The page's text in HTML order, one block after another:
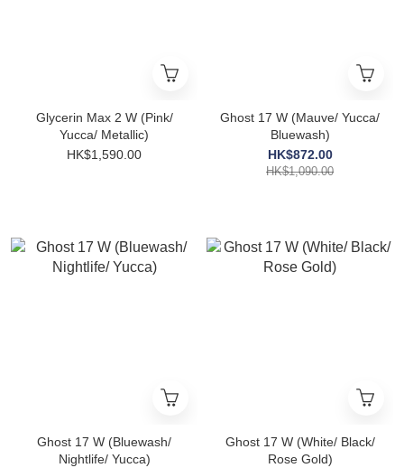
Glycerin Max 2 W (Pink/
Yucca/ Metallic)
HK$1,590.00
Ghost 17 W (Mauve/ Yucca/
Bluewash)
HK$872.00
HK$1,090.00
Ghost 17 W (Bluewash/
Nightlife/ Yucca)
Ghost 17 W (White/ Black/
Rose Gold)